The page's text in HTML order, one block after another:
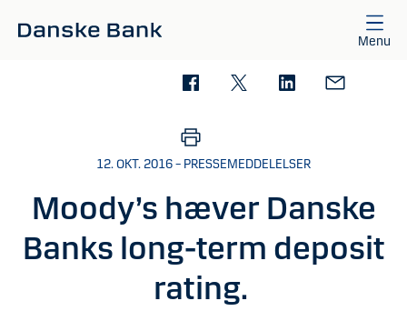
Menu
12. OKT. 2016 – PRESSEMEDDELELSER
Moody’s hæver Danske
Banks long-term deposit
rating.